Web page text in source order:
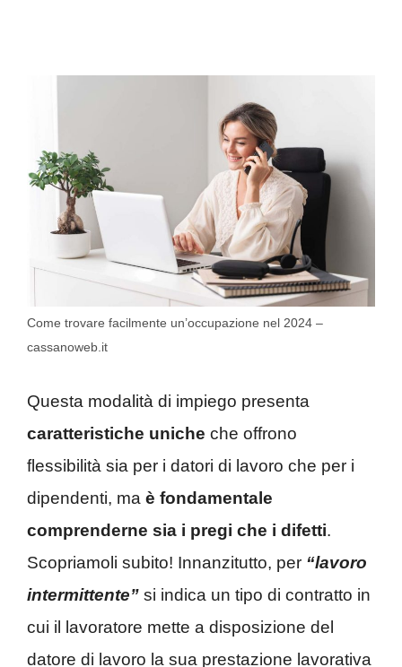
Come trovare facilmente un’occupazione nel 2024 –
cassanoweb.it
Questa modalità di impiego presenta
caratteristiche uniche che offrono
flessibilità sia per i datori di lavoro che per i
dipendenti, ma è fondamentale
comprenderne sia i pregi che i difetti.
Scopriamoli subito! Innanzitutto, per “lavoro
intermittente” si indica un tipo di contratto in
cui il lavoratore mette a disposizione del
datore di lavoro la sua prestazione lavorativa